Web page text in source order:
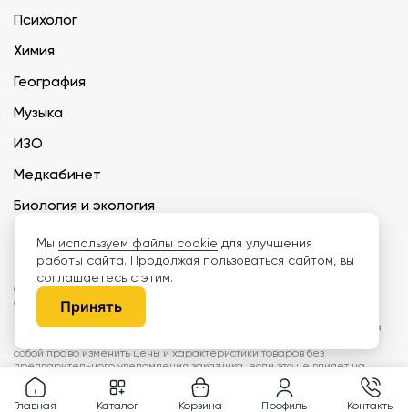
Психолог
Химия
География
Музыка
ИЗО
Медкабинет
Биология и экология
Технология
ООО «Дети наше будущее» ИНН 6671165273 ОГРН 1216600030250 КПП
667101001 БИК 046577674
Информация на сайте не является публичной офертой. Изображения
могут отличаться от поставляемых товаров. Поставщик оставляет за
собой право изменить цены и характеристики товаров без
предварительного уведомления заказчика, если это не влияет на
качество поставляемой продукции. Мы используем cookie, чтобы делать
сайт лучше. Пользуясь сайтом, вы соглашаетесь справилами
обработки персональных данных и политикой конфиденциальности.
Главная Каталог Корзина Профиль Контакты
Мы используем файлы cookie для улучшения
работы сайта. Продолжая пользоваться сайтом, вы
соглашаетесь с этим.
Принять